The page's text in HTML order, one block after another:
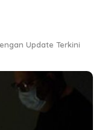
Update Terkini